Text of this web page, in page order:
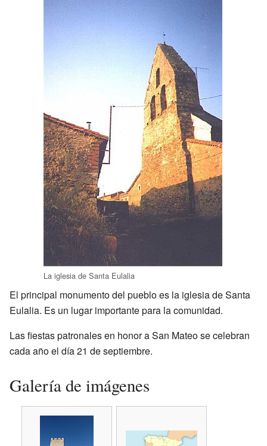
La iglesia de Santa Eulalia
El principal monumento del pueblo es la iglesia de Santa
Eulalia. Es un lugar importante para la comunidad.
Las fiestas patronales en honor a San Mateo se celebran
cada año el día 21 de septiembre.
Galería de imágenes